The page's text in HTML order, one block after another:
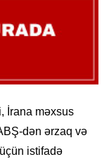
İrana məxsus
dən ərzaq və
üçün istifadə